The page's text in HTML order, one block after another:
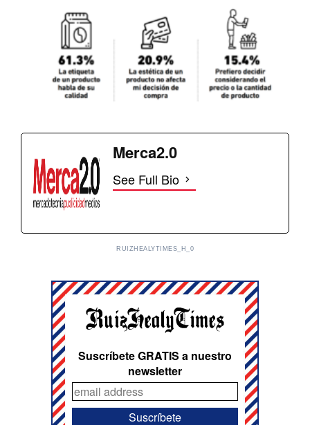
Merca2.0
See Full Bio
RUIZHEALYTIMES_H_0
Suscríbete GRATIS a nuestro
newsletter